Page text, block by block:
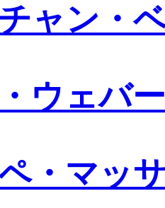
ャン・
ウェバー
・マッ